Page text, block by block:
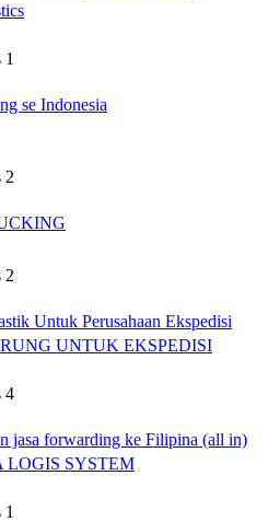
se Indonesia
2
2
Untuk Perusahaan Ekspedisi
UNTUK EKSPEDISI
4
jasa forwarding ke Filipina (all in)
LOGIS SYSTEM